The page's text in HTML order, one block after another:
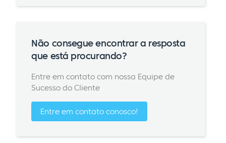
Não consegue encontrar a resposta
que está procurando?
Entre em contato com nossa Equipe de
Sucesso do Cliente
Entre em contato conosco!